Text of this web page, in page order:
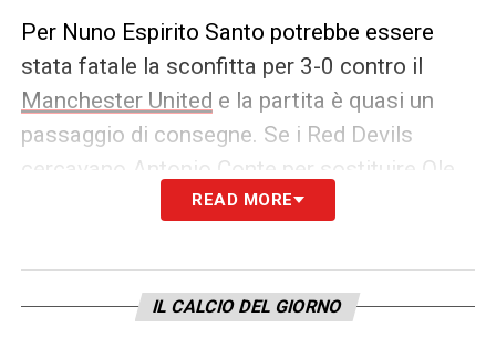
Per Nuno Espirito Santo potrebbe essere
stata fatale la sconfitta per 3-0 contro il
Manchester United e la partita è quasi un
passaggio di consegne. Se i Red Devils
cercavano Antonio Conte per sostituire Ole
Gunnar Solskjaer, ora sono gli Spurs a farlo.
ore calde per il ritorno in Inghilterra dell’ex
Inter, che sarebbe pronto a dire il suo sì al
READ MORE
IL CALCIO DEL GIORNO